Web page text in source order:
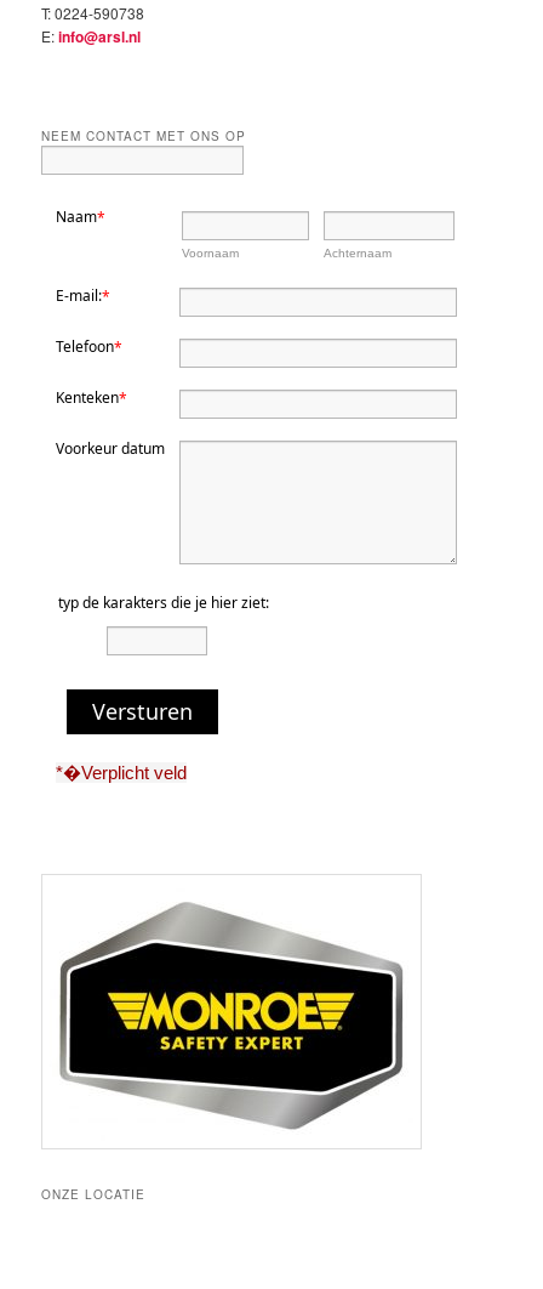
T: 0224-590738
E:info@arsl.nl
NEEM CONTACT MET ONS OP
Naam*
Voornaam Achternaam
E-mail:*
Telefoon*
Kenteken*
Voorkeur datum
typ de karakters die je hier ziet:
Versturen
*�Verplicht veld
ONZE LOCATIE